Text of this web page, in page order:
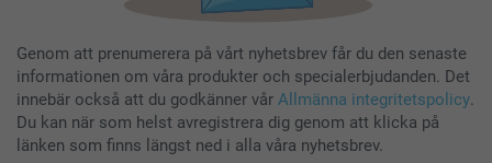
Genom att prenumerera på vårt nyhetsbrev får du den senaste
informationen om våra produkter och specialerbjudanden. Det
innebär också att du godkänner vår Allmänna integritetspolicy.
Du kan när som helst avregistrera dig genom att klicka på
länken som finns längst ned i alla våra nyhetsbrev.